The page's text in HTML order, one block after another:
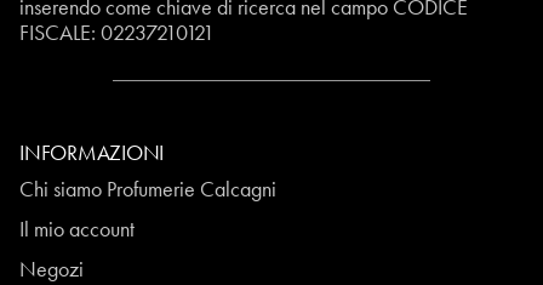
inserendo come chiave di ricerca nel campo CODICE
FISCALE: 02237210121
INFORMAZIONI
Chi siamo Profumerie Calcagni
Il mio account
Negozi